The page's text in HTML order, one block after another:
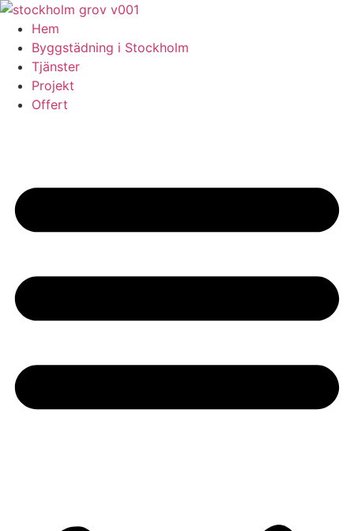
Skip
content
Hem
Byggstädning i Stockholm
Tjänster
Projekt
Offert